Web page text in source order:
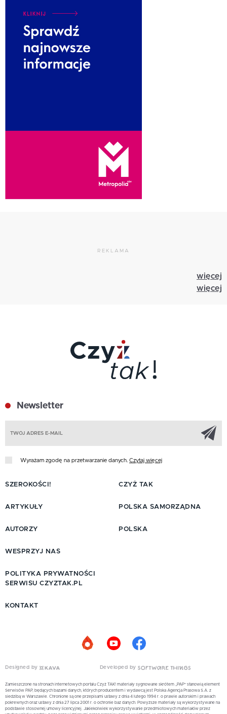
REKLAMA
więcej
więcej
Newsletter
Wyrażam zgodę na przetwarzanie danych. Czytaj więcej
SZEROKOŚCI!
ARTYKUŁY
AUTORZY
CZYŻ TAK
POLSKA SAMORZĄDNA
POLSKA
WESPRZYJ NAS
POLITYKA PRYWATNOŚCI
SERWISU CZYZTAK.PL
KONTAKT
Designed by Developed by
Zamieszczone na stronach internetowych portalu Czyż TAK! materiały sygnowane skrótem „PAP” stanowią element
Serwisów PAP, będących bazami danych, których producentem i wydawcą jest Polska Agencja Prasowa S.A. z
siedzibą w Warszawie. Chronione są one przepisami ustawy z dnia 4 lutego 1994 r. o prawie autorskim i prawach
pokrewnych oraz ustawy z dnia 27 lipca 2001 r. o ochronie baz danych. Powyższe materiały są wykorzystywane na
podstawie stosownej umowy licencyjnej. Jakiekolwiek wykorzystywanie przedmiotowych materiałów przez